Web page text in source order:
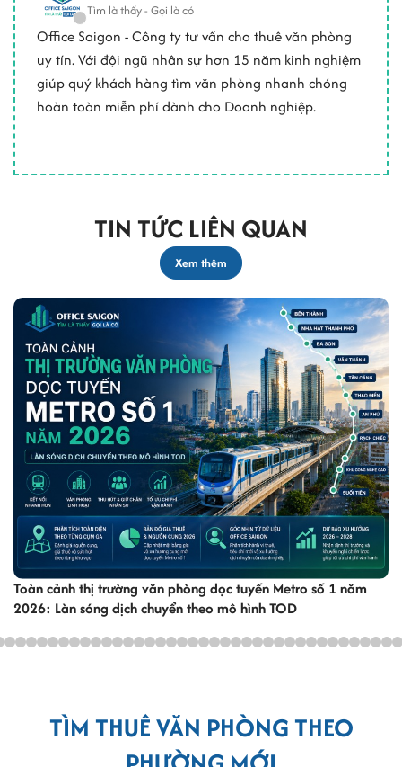
Tìm là thấy - Gọi là có
Office Saigon - Công ty tư vấn cho thuê văn phòng
uy tín. Với đội ngũ nhân sự hơn 15 năm kinh nghiệm
giúp quý khách hàng tìm văn phòng nhanh chóng
hoàn toàn miễn phí dành cho Doanh nghiệp.
TIN TỨC LIÊN QUAN
Xem thêm
Toàn cảnh thị trường văn phòng dọc tuyến Metro số 1 năm
2026: Làn sóng dịch chuyển theo mô hình TOD
TÌM THUÊ VĂN PHÒNG THEO